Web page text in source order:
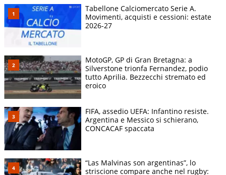
Tabellone Calciomercato Serie A.
Movimenti, acquisti e cessioni: estate
2026-27
MotoGP, GP di Gran Bretagna: a
Silverstone trionfa Fernandez, podio
tutto Aprilia. Bezzecchi stremato ed
eroico
FIFA, assedio UEFA: Infantino resiste.
Argentina e Messico si schierano,
CONCACAF spaccata
“Las Malvinas son argentinas”, lo
striscione compare anche nel rugby: